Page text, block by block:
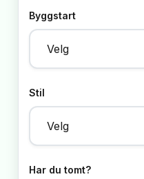
Byggstart
Stil
Har du tomt?